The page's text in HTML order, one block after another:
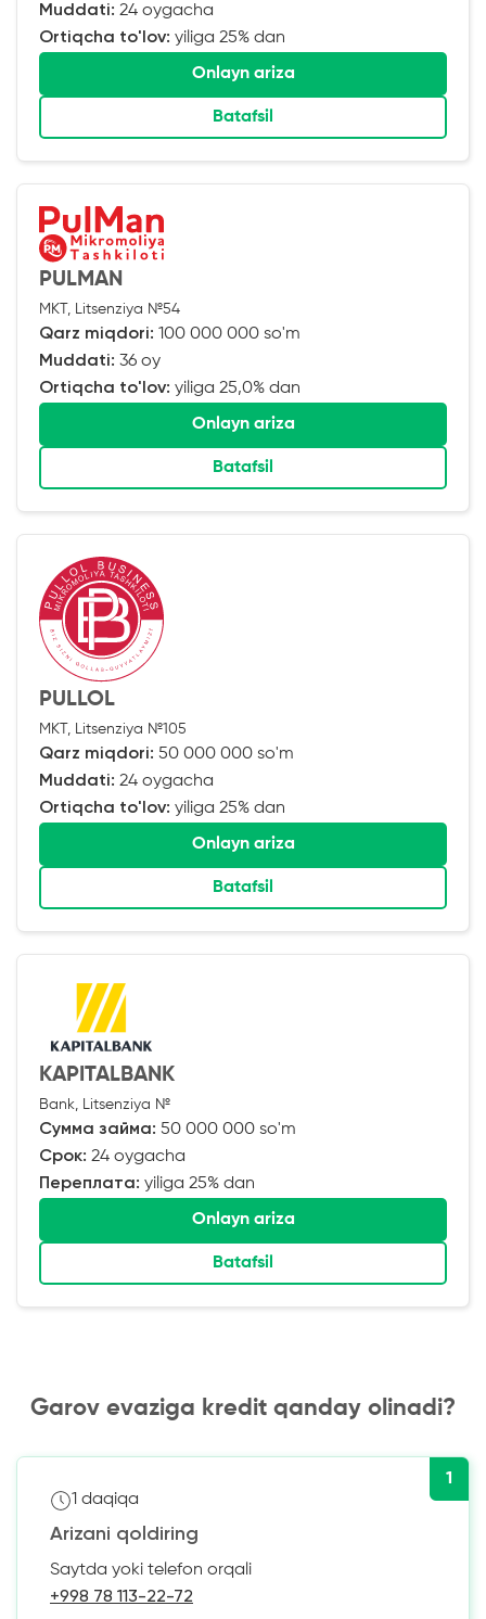
Muddati: 24 oygacha
Ortiqcha to'lov: yiliga 25% dan
Onlayn ariza
Batafsil
PULMAN
MKT, Litsenziya №54
Qarz miqdori: 100 000 000 so'm
Muddati: 36 oy
Ortiqcha to'lov: yiliga 25,0% dan
Onlayn ariza
Batafsil
PULLOL
MKT, Litsenziya №105
Qarz miqdori: 50 000 000 so'm
Muddati: 24 oygacha
Ortiqcha to'lov: yiliga 25% dan
Onlayn ariza
Batafsil
KAPITALBANK
Bank, Litsenziya №
Сумма займа: 50 000 000 so'm
Срок: 24 oygacha
Переплата: yiliga 25% dan
Onlayn ariza
Batafsil
Garov evaziga kredit qanday olinadi?
1
1 daqiqa
Arizani qoldiring
Saytda yoki telefon orqali
+998 78 113-22-72